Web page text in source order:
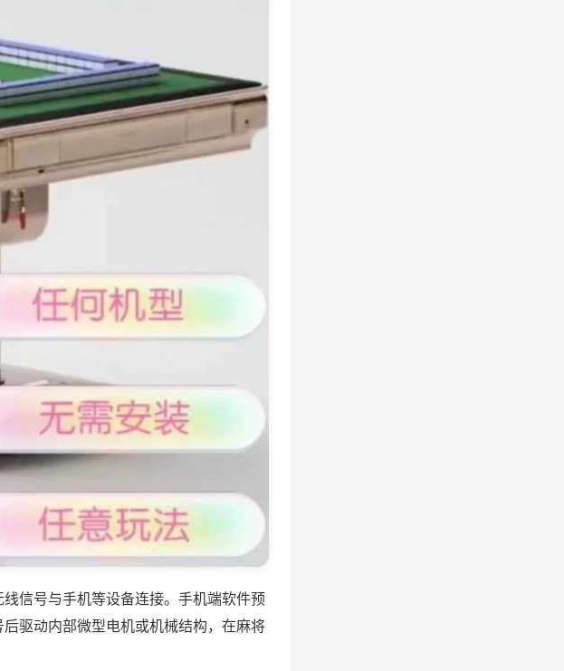
信号与手机等设备连接。手机端软件预
驱动内部微型电机或机械结构，在麻将